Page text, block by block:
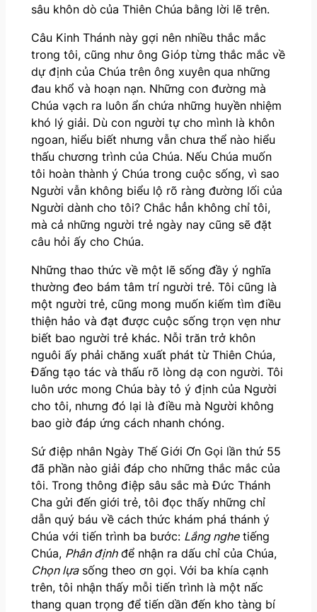
sâu khôn dò của Thiên Chúa bằng lời lẽ trên.
Câu Kinh Thánh này gợi nên nhiều thắc mắc
trong tôi, cũng như ông Gióp từng thắc mắc về
dự định của Chúa trên ông xuyên qua những
đau khổ và hoạn nạn. Những con đường mà
Chúa vạch ra luôn ẩn chứa những huyền nhiệm
khó lý giải. Dù con người tự cho mình là khôn
ngoan, hiểu biết nhưng vẫn chưa thể nào hiểu
thấu chương trình của Chúa. Nếu Chúa muốn
tôi hoàn thành ý Chúa trong cuộc sống, vì sao
Người vẫn không biểu lộ rõ ràng đường lối của
Người dành cho tôi? Chắc hẳn không chỉ tôi,
mà cả những người trẻ ngày nay cũng sẽ đặt
câu hỏi ấy cho Chúa.
Những thao thức về một lẽ sống đầy ý nghĩa
thường đeo bám tâm trí người trẻ. Tôi cũng là
một người trẻ, cũng mong muốn kiếm tìm điều
thiện hảo và đạt được cuộc sống trọn vẹn như
biết bao người trẻ khác. Nỗi trăn trở khôn
nguôi ấy phải chăng xuất phát từ Thiên Chúa,
Đấng tạo tác và thấu rõ lòng dạ con người. Tôi
luôn ước mong Chúa bày tỏ ý định của Người
cho tôi, nhưng đó lại là điều mà Người không
bao giờ đáp ứng cách nhanh chóng.
Sứ điệp nhân Ngày Thế Giới Ơn Gọi lần thứ 55
đã phần nào giải đáp cho những thắc mắc của
tôi. Trong thông điệp sâu sắc mà Đức Thánh
Cha gửi đến giới trẻ, tôi đọc thấy những chỉ
dẫn quý báu về cách thức khám phá thánh ý
Chúa với tiến trình ba bước: Lắng nghetiếng
Chúa, Phân địnhđể nhận ra dấu chỉ của Chúa,
Chọn lựasống theo ơn gọi. Với ba khía cạnh
trên, tôi nhận thấy mỗi tiến trình là một nấc
thang quan trọng để tiến dần đến kho tàng bí